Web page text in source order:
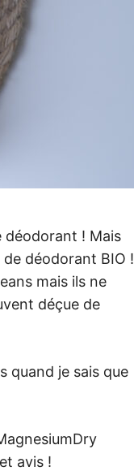
déodorant ! Mais
de déodorant BIO !
mais ils ne
déçue de
quand je sais que
avis !